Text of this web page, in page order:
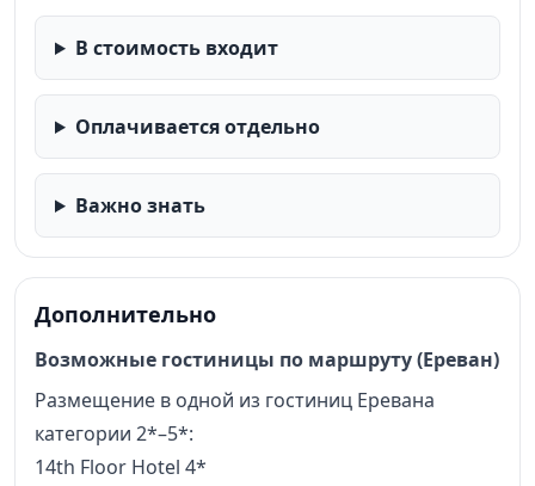
В стоимость входит
Оплачивается отдельно
Важно знать
Дополнительно
Возможные гостиницы по маршруту (Ереван)
Размещение в одной из гостиниц Еревана
категории 2*–5*:
14th Floor Hotel 4*